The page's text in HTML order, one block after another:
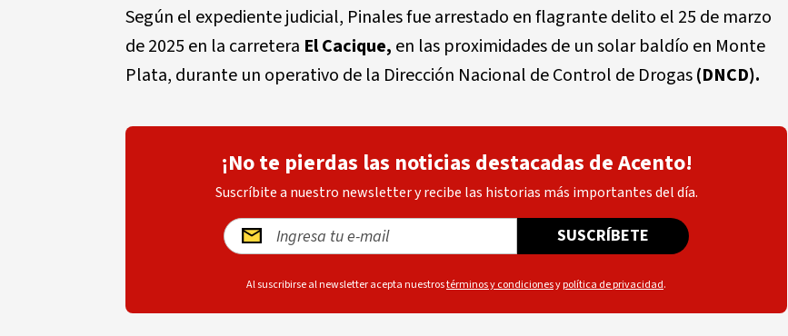
Según el expediente judicial, Pinales fue arrestado en flagrante delito el 25 de marzo
de 2025 en la carretera El Cacique, en las proximidades de un solar baldío en Monte
Plata, durante un operativo de la Dirección Nacional de Control de Drogas(DNCD).
¡No te pierdas las noticias destacadas de Acento!
Suscríbite a nuestro newsletter y recibe las historias más importantes del día.
SUSCRÍBETE
Al suscribirse al newsletter acepta nuestrostérminos y condicionesypolítica de privacidad.